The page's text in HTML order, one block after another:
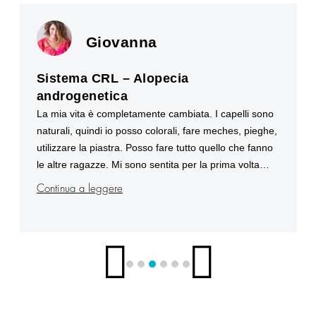
Elena
Sistema CRL – Alopecia fibrosante
frontale
Avevo provato di tutto per nascondere la calvizie. Oggi
che mi vedo per la prima volta con la protesi è una
gioia incredibile. Mi sento un’altra Elena, più sicura,
più felice, più serena.
Scopri di più